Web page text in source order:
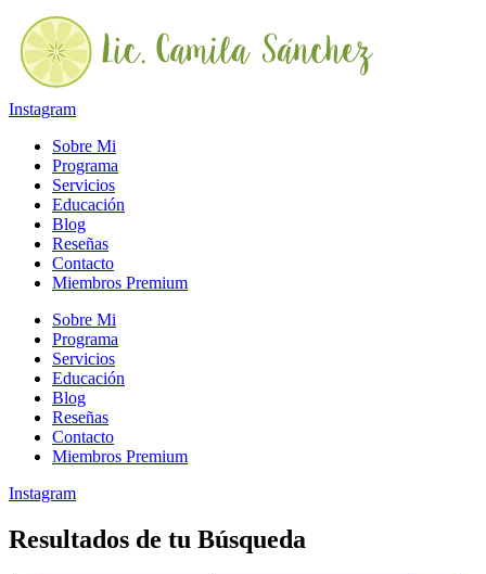
contenido
Instagram
Sobre Mi
Programa
Servicios
Educación
Blog
Reseñas
Contacto
Miembros Premium
Sobre Mi
Programa
Servicios
Educación
Blog
Reseñas
Contacto
Miembros Premium
Instagram
Resultados de tu Búsqueda